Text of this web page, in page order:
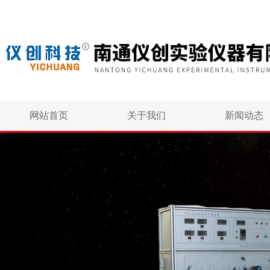
网站首页 关于我们 新闻动态